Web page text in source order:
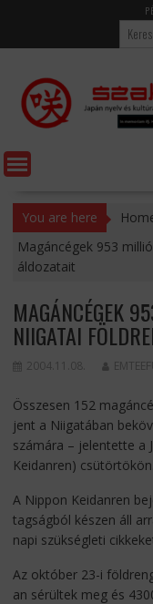
content
You are here
Magáncégek 953
áldozatait
MAGÁNCÉGEK
NIIGATAI
2004.11.08. EMTEEFU
Összesen 152
jent a Niigatában
számára – jelentette a
Keidanren) csütörtökön.
A Nippon Keidanren
tagságból készen áll
napi szükségleti
Az október 23-i
an sérültek meg és